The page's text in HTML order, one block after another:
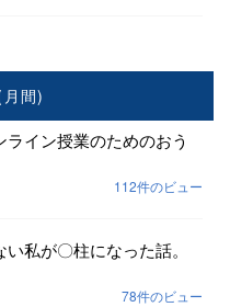
間)
イン授業のためのおう
112件のビュー
私が〇柱になった話。
78件のビュー